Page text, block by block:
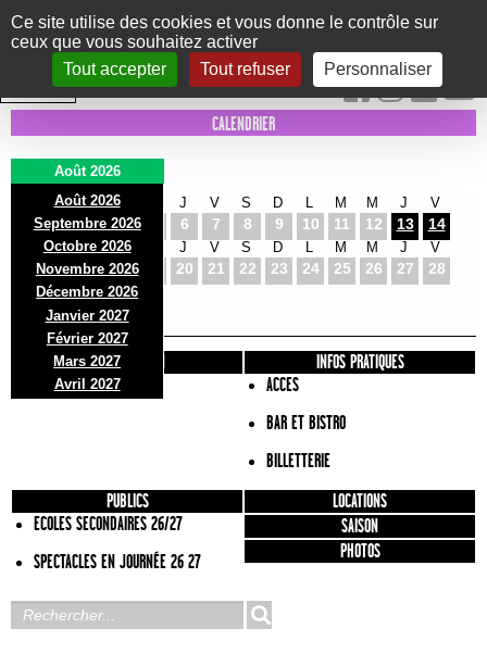
Panneau de gestion des cookies
Ce site utilise des cookies et vous donne le contrôle sur
ceux que vous souhaitez activer
Tout accepter
Tout refuser Personnaliser
Le Marni
CONCERTS DANSE/CIRQUE THÉÂTRE KIDS EXPOS EVENTS
INTRA MUROS
CALENDRIER
Août 2026
Août 2026
Septembre 2026
Octobre 2026
Novembre 2026
Décembre 2026
Janvier 2027
Février 2027
Mars 2027
Avril 2027
D
2
L
3
M
4
J
6
V
7
S
8
D
9 10
M
11
M
12
J
13
V
14
D
16
L
17
M
18
J
20
V
21
S
22
D
23 24
M
25
M
26
J
27
V
28
D
30
L
31
PRÉSENTATION
INFOS PRATIQUES
ACCES
BAR ET BISTRO
BILLETTERIE
PUBLICS
ECOLES SECONDAIRES 26/27
SPECTACLES EN JOURNÉE 26 27
LOCATIONS
SAISON
PHOTOS